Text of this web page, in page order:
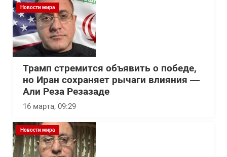
Новости мира
Трамп стремится объявить о победе,
но Иран сохраняет рычаги влияния —
Али Реза Резазаде
16 марта, 09:29
Новости мира